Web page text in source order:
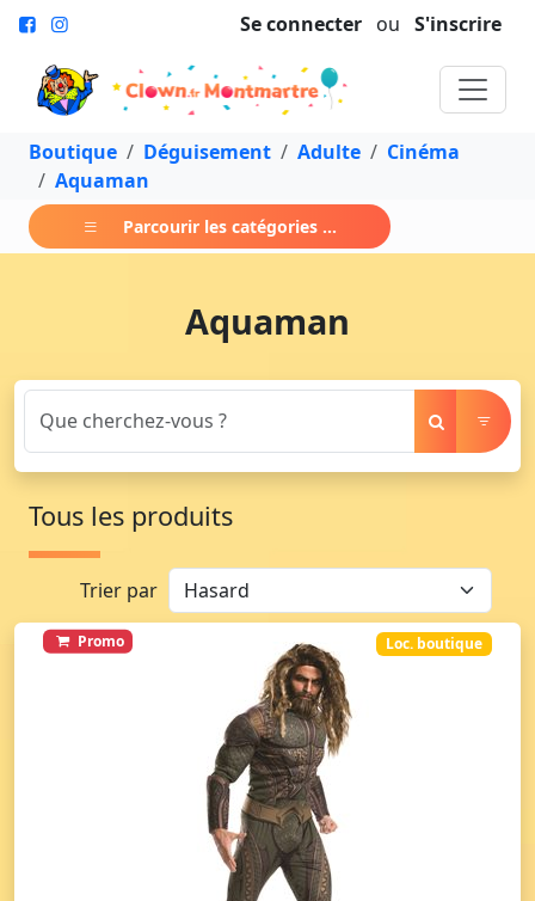
Se connecter ou S'inscrire
Boutique Déguisement Adulte
Cinéma
Aquaman
Parcourir les catégories ...
Aquaman
Tous les produits
Trier par
Promo Loc. boutique